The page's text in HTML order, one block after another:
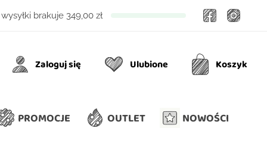
brakuje 349,00 zł Facebook
Zaloguj się UlubioneUlubione KoszykKoszyk
PROMOCJE OUTLET NOWOŚCI